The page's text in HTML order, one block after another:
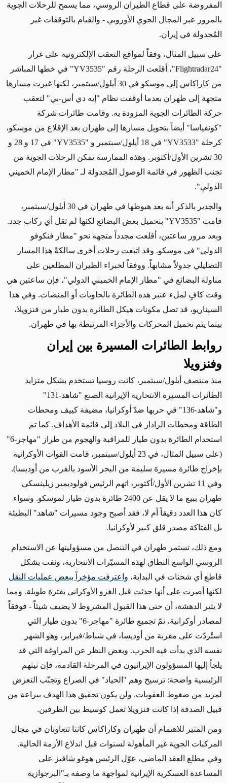
المفروضة على قطاع الطيران الروسي، مما يسمح للرحلات الجوية
بالمرور عبر المجال الجوي الأوروبي - والقيام بالتوقفات غير
المُجدولة في إيران.
على سبيل المثال، وفقاً لمواقع التعقب الإلكترونية على غرار
"Flightradar24"، أقلعت الرحلة رقم "YV3535" في خطها المباشر
من كاراكاس إلى موسكو في 30 أيلول/سبتمبر، لكنها غيرت مسارها
متجهة إلى طهران بعدما أوقفت نظام "إيه دي أس-بي" لتعقب
حركة الطائرات الجوية المزودة به. وقامت طائرات شركة
"كونفياسا" أيضاً بتحويل مسارها إلى طهران بعد الإقلاع من موسكو،
كرحلة "YV3533" في 18 أيلول/سبتمبر و " YV3535
" في 17 و 28 و
30 تشرين الأول/أكتوبر. وهذه الممارسة تمكن الرحلات الجوية من
تجنب الظهور في قائمة الوصول المُجدولة لـ "مطار الإمام الخميني
الدولي".
والجدير بالذكر أنه بعد هبوطها في طهران في 30 أيلول/سبتمبر،
قامت "YV3535
" بتحميل بعض البضائع لكنها لم تقل أي ركاب جدد.
وبعد مرور ساعتين، أقلعت مجدداً متجهة نحو "مطار فنكوفو
الدولي" في موسكو. وقد اتبعت رحلات أخرى سالكةً هذا المسار
التضليلي جدولاًمشابهاً. ووفقاً لخبراء الطيران المطلعين على
مناولة البضائع في "مطار الإمام الخميني الدولي"، فإن ساعتين هي
وقت كافٍ لملء عنبر هذه الطائرة بالحاويات أو المنصات. وفي هذا
السيناريو، قد تصل مكونات هيكل الطائرة بدون طيار من فنزويلا،
بينما يتم تحميل المحركات والأجزاء المرتبطة بها في طهران.
روابط الطائرات المسيرة بين إيران
وفنزويلا
منذ منتصف أيلول/سبتمبر، كانت روسيا تستخدم بشكل متزايد
الطائرات المسيرة الانتحارية الإيرانية الصنع "شاهد-131"
و"شاهد-136" في حربها ضدّ أوكرانيا
، مضيفة كييف ومحطات
الطاقة ومحطات الرادار في البلاد إلى قائمة الأهداف. كما تم
استخدام الطائرة بدون طيار للمراقبة والهجوم من طراز "مهاجر-6"
(على سبيل المثال، في 23 أيلول/سبتمبر، قامت القوات الأوكرانية
بإخراج طائرة مسيرة سليمة من البحر الأسود بالقرب من أوديسا).
وفي 11 تشرين الأول/أكتوبر، اتهم الرئيس فولوديمير زيلينسكي
طهران ببيع ما لا يقل عن 2400 طائرة بدون طيار لموسكو. وسواء
كان هذا العدد دقيقاً أم لا، فقد أصبح وجود مسيرات "شاهد" البطيئة
بل الفتاكة مصدر قلق كبير لأوكرانيا.
ومع ذلك، تستمر طهران في التنصل من مسؤوليتها عن الاستخدام
الروسي الواسع النطاق لهذه المسيّرات الانتحارية، ونفت بشكل
قاطع أي شحنات في البداية، واعترفت مؤخراً ببعض عمليات النقل
لكنها أصرت على أنها حدثت قبل الغزو الأوكراني بفترة طويلة. ومما
لا يثير الدهشة، أن حتى هذا القبول المشروط لا يضيف شيئاً - فوفقاً
لمصادر
أوكرانية، تمّ تجميع طائرة "مهاجر-6" بدون طيار التي
استُردّت على مقربة من أوديسا، في شباط/فبراير ، وهو الشهر
نفسه الذي بدأت فيه الحرب. وبغض النظر عن المراوغة التي قد
يلجأ إليها المسؤولون الإيرانيون في المرحلة القادمة، فإن نيتهم
الرئيسية واضحة: ترسيخ وهم "الحياد" في الصراع وتجنّب التعرض
لمزيد من ضغوط العقوبات. ولن يكون تحقيق هذا الهدف ببراعة من
قبيل الصدفة إذا كانت فنزويلا تعمل كوسيط بين الطرفين.
ومن المثير للاهتمام أن طهران وكاراكاس كانتا تتعاونان في مجال
المركبات الجوية غير المأهولة لسنوات قبل اندلاع الأزمة الحالية.
وفي مطلع العقد الماضي، عوّل الرئيس هوغو شافيز على
المساعدة العسكرية الإيرانية لمواجهة ما وصفه بـ"البرجوازية